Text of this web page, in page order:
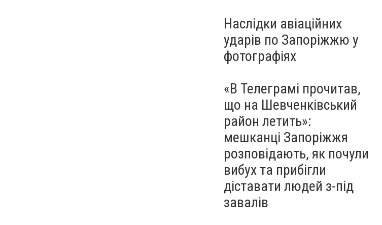
Наслідки авіаційних
ударів по Запоріжжю у
фотографіях
«В Телеграмі прочитав,
що на Шевченківський
район летить»:
мешканці Запоріжжя
розповідають, як почули
вибух та прибігли
діставати людей з-під
завалів